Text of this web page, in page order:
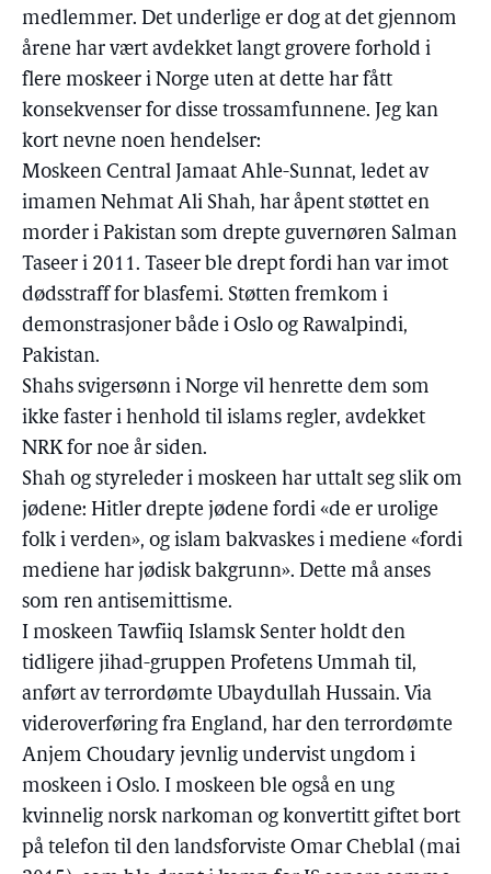
medlemmer. Det underlige er dog at det gjennom
årene har vært avdekket langt grovere forhold i
flere moskeer i Norge uten at dette har fått
konsekvenser for disse trossamfunnene. Jeg kan
kort nevne noen hendelser:
Moskeen Central Jamaat Ahle-Sunnat, ledet av
imamen Nehmat Ali Shah, har åpent støttet en
morder i Pakistan som drepte guvernøren Salman
Taseer i 2011. Taseer ble drept fordi han var imot
dødsstraff for blasfemi. Støtten fremkom i
demonstrasjoner både i Oslo og Rawalpindi,
Pakistan.
Shahs svigersønn i Norge vil henrette dem som
ikke faster i henhold til islams regler, avdekket
NRK for noe år siden.
Shah og styreleder i moskeen har uttalt seg slik om
jødene: Hitler drepte jødene fordi «de er urolige
folk i verden», og islam bakvaskes i mediene «fordi
mediene har jødisk bakgrunn». Dette må anses
som ren antisemittisme.
I moskeen Tawfiiq Islamsk Senter holdt den
tidligere jihad-gruppen Profetens Ummah til,
anført av terrordømte Ubaydullah Hussain. Via
videroverføring fra England, har den terrordømte
Anjem Choudary jevnlig undervist ungdom i
moskeen i Oslo. I moskeen ble også en ung
kvinnelig norsk narkoman og konvertitt giftet bort
på telefon til den landsforviste Omar Cheblal (mai